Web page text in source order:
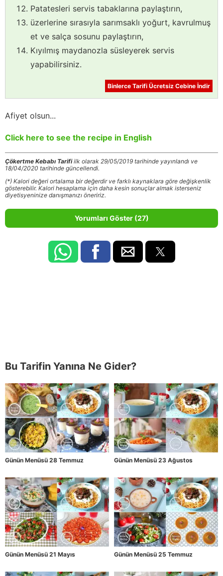
Patatesleri servis tabaklarına paylaştırın,
üzerlerine sırasıyla sarımsaklı yoğurt, kavrulmuş
et ve salça sosunu paylaştırın,
Kıyılmış maydanozla süsleyerek servis
yapabilirsiniz.
Binlerce Tarifi Ücretsiz Cebine İndir
Afiyet olsun...
Click here to see the recipe in English
Çökertme Kebabı Tarifiilk olarak 29/05/2019 tarihinde yayınlandı ve
18/04/2020 tarihinde güncellendi.
(*) Kalori değeri ortalama bir değerdir ve farklı kaynaklara göre değişkenlik
gösterebilir. Kalori hesaplama için daha kesin sonuçlar almak isterseniz
diyetisyeninize danışmanızı öneririz.
Yorumları Göster (27)
Bu Tarifin Yanına Ne Gider?
Günün Menüsü 28 Temmuz Günün Menüsü 23 Ağustos
Günün Menüsü 21 Mayıs Günün Menüsü 25 Temmuz